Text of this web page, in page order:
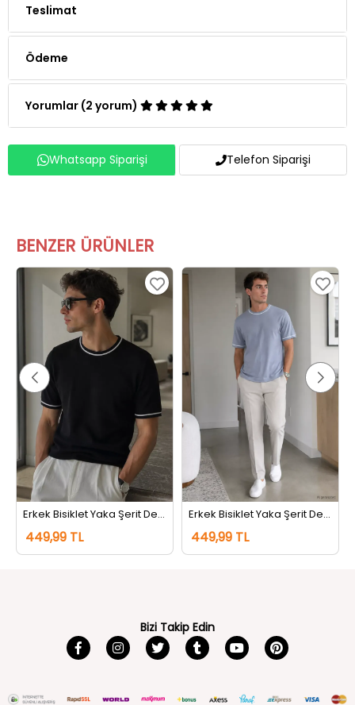
Teslimat
Ödeme
Yorumlar (2 yorum)
Whatsapp Siparişi Telefon Siparişi
BENZER ÜRÜNLER
Erkek Bisiklet Yaka Şerit Detaylı Tişört Siyah
449,99 TL
Erkek Bisiklet Yaka Şerit Detaylı Tişört Koyugri
449,99 TL
Bizi Takip Edin